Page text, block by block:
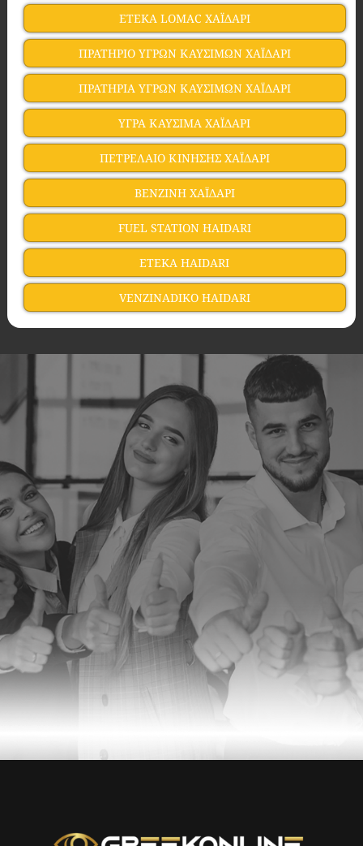
ETEKA LOMAC ΧΑΪΔΑΡΙ
ΠΡΑΤΗΡΙΟ ΥΓΡΩΝ ΚΑΥΣΙΜΩΝ ΧΑΪΔΑΡΙ
ΠΡΑΤΗΡΙΑ ΥΓΡΩΝ ΚΑΥΣΙΜΩΝ ΧΑΪΔΑΡΙ
ΥΓΡΑ ΚΑΥΣΙΜΑ ΧΑΪΔΑΡΙ
ΠΕΤΡΕΛΑΙΟ ΚΙΝΗΣΗΣ ΧΑΪΔΑΡΙ
ΒΕΝΖΙΝΗ ΧΑΪΔΑΡΙ
FUEL STATION HAIDARI
ETEKA HAIDARI
VENZINADIKO HAIDARI